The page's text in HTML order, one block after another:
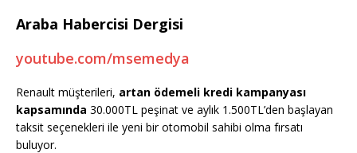
Araba Habercisi Dergisi
youtube.com/msemedya
Renault müşterileri, artan ödemeli kredi kampanyası
kapsamında 30.000TL peşinat ve aylık 1.500TL’den başlayan
taksit seçenekleri ile yeni bir otomobil sahibi olma fırsatı
buluyor.